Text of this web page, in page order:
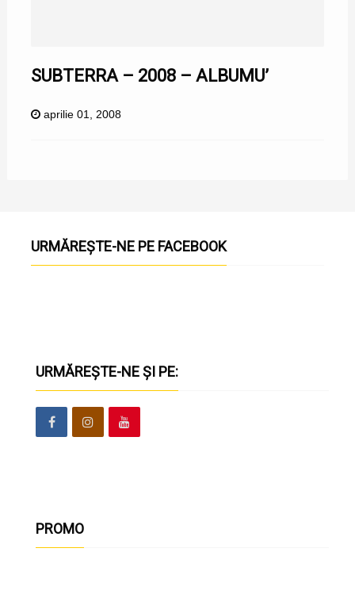
SUBTERRA – 2008 – ALBUMU’
aprilie 01, 2008
URMĂREȘTE-NE PE FACEBOOK
URMĂREȘTE-NE ȘI PE:
PROMO